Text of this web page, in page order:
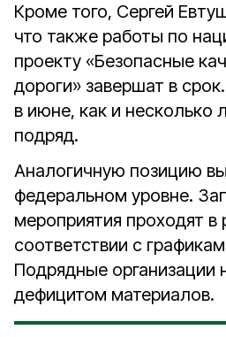
Кроме того, Сергей
что также работы по
проекту «Безопасные
дороги» завершат в
в июне, как и несколько
подряд.
Аналогичную позицию
федеральном уровне.
мероприятия проходят в
соответствии с
Подрядные организации
дефицитом материалов.